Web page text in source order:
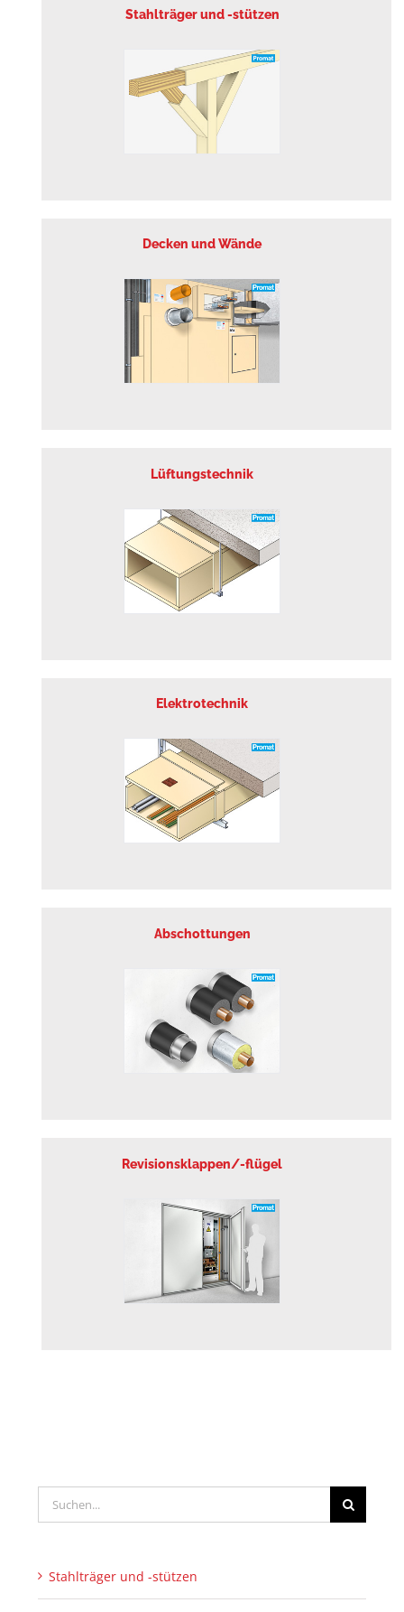
Stahlträger und -stützen
Decken und Wände
Lüftungstechnik
Elektrotechnik
Abschottungen
Revisionsklappen/-flügel
Suche
nach:
Stahlträger und -stützen